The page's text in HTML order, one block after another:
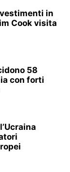
in
Cook visita
58
con forti